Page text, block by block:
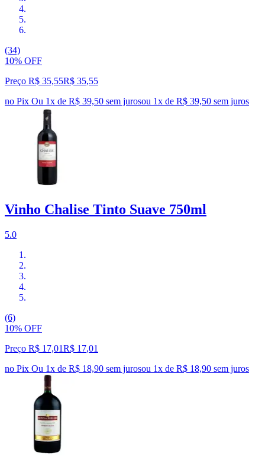
(34)
10% OFF
Preço R$ 35,55R$ 35,55
no Pix Ou 1x de R$ 39,50 sem jurosou 1x de R$ 39,50 sem juros
Vinho Chalise Tinto Suave 750ml
5.0
(6)
10% OFF
Preço R$ 17,01R$ 17,01
no Pix Ou 1x de R$ 18,90 sem jurosou 1x de R$ 18,90 sem juros